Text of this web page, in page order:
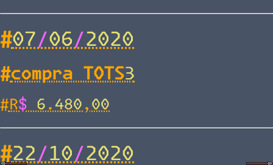
#07/06/2020
#compra TOTS3
# R$ 6.480,00
#22/10/2020